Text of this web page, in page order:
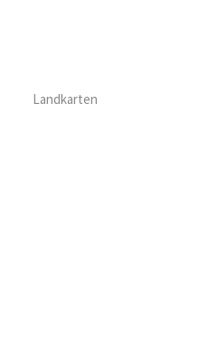
Landkarten